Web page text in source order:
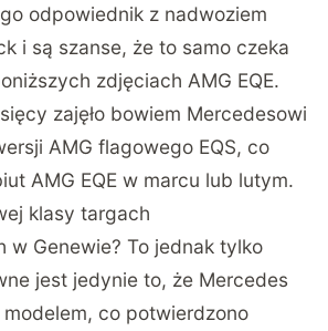
odpowiednik z nadwoziem
i są szanse, że to samo czeka
zdjęciach AMG EQE.
zajęło bowiem Mercedesowi
AMG flagowego EQS, co
AMG EQE w marcu lub lutym.
klasy targach
w Genewie? To jednak tylko
jest jedynie to, że Mercedes
co potwierdzono